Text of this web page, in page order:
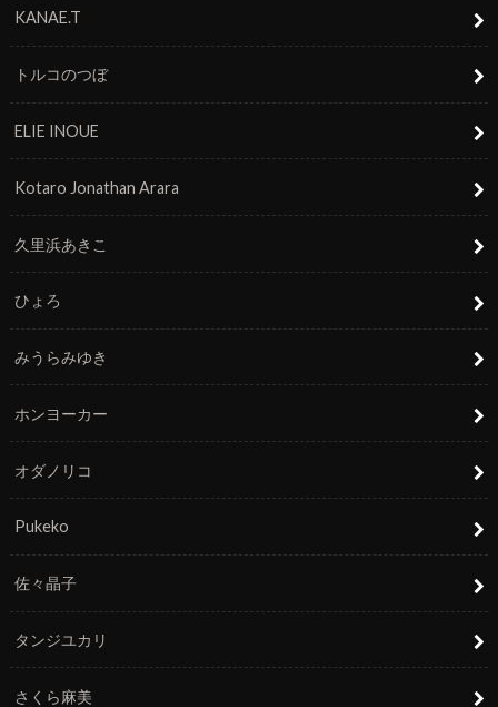
KANAE.T
トルコのつぼ
ELIE INOUE
Kotaro Jonathan Arara
久里浜あきこ
ひょろ
みうらみゆき
ホンヨーカー
オダノリコ
Pukeko
佐々晶子
タンジユカリ
さくら麻美